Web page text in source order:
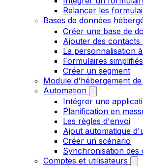
Relancer les
Bases de données
Créer une base de
Ajouter des contacts
La personnalisation
Formulaires
Créer un segment
Module d'hébergement
Automation
Intégrer une
Planification en
Les règles d'envoi
Ajout automatique
Créer un scénario
Synchronisation
Comptes et utilisateurs